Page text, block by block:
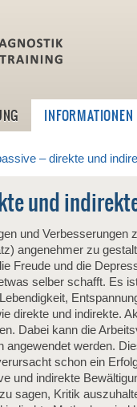
INFORMATIONEN
– direkte und
und
und
angenehmer zu
Freude und die
selber schafft. Es
direkte und indirekte.
Dabei kann die
werden.
schon ein
und indirekte
sagen, Kritik